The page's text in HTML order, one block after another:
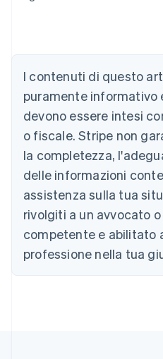
I contenuti di questo
puramente informativo
devono essere intesi
o fiscale. Stripe non
la completezza,
delle informazioni
assistenza sulla tua
rivolgiti a un avvocato
competente e abilitato
professione nella tua
English
DeutschEnglish
Belgio
Nederlands Français
Brasile
PortuguêsEnglish
Bulgaria
Canada
EnglishFrançais
Cina continentale
简体中文English
Cipro